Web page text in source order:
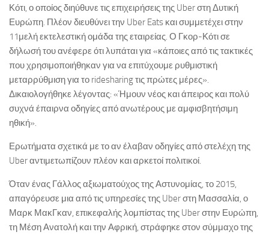
Κότι, ο οποίος διηύθυνε τις επιχειρήσεις της Uber στη Δυτική
Ευρώπη. Πλέον διευθύνει την Uber Eats και συμμετέχει στην
11μελή εκτελεστική ομάδα της εταιρείας. Ο Γκορ-Κότι σε
δήλωσή του ανέφερε ότι λυπάται για «κάποιες από τις τακτικές
που χρησιμοποιήθηκαν για να επιτύχουμε ρυθμιστική
μεταρρύθμιση για το ridesharing τις πρώτες μέρες».
Δικαιολογήθηκε λέγοντας: «Ήμουν νέος και άπειρος και πολύ
συχνά έπαιρνα οδηγίες από ανωτέρους με αμφισβητήσιμη
ηθική».
Ερωτήματα σχετικά με το αν έλαβαν οδηγίες από στελέχη της
Uber αντιμετωπίζουν πλέον και αρκετοί πολιτικοί.
Όταν ένας Γάλλος αξιωματούχος της Αστυνομίας, το 2015,
απαγόρευσε μια από τις υπηρεσίες της Uber στη Μασσαλία, ο
Μαρκ ΜακΓκαν, επικεφαλής λομπίστας της Uber στην Ευρώπη,
τη Μέση Ανατολή και την Αφρική, στράφηκε στον σύμμαχο της